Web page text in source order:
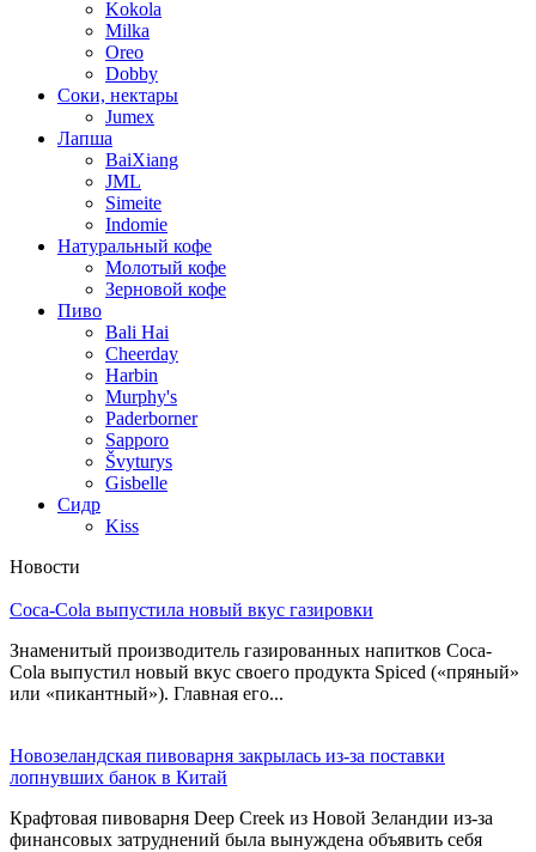
Kokola
Milka
Oreo
Dobby
Соки, нектары
Jumex
Лапша
BaiXiang
JML
Simeite
Indomie
Натуральный кофе
Молотый кофе
Зерновой кофе
Пиво
Bali Hai
Cheerday
Harbin
Murphy's
Paderborner
Sapporo
Švyturys
Gisbelle
Сидр
Kiss
Новости
Coca-Cola выпустила новый вкус газировки
Знаменитый производитель газированных напитков Coca-
Cola выпустил новый вкус своего продукта Spiced («пряный»
или «пикантный»). Главная его...
Новозеландская пивоварня закрылась из-за поставки
лопнувших банок в Китай
Крафтовая пивоварня Deep Creek из Новой Зеландии из-за
финансовых затруднений была вынуждена объявить себя